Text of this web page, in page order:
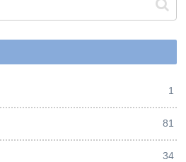
1
81
34